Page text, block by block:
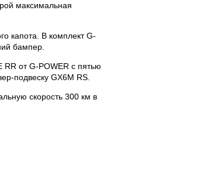
максимальная
капота. В комплект G-
бампер.
от G-POWER с пятью
подвеску GX6M RS.
скорость 300 км в